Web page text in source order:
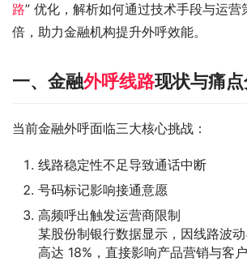
路” 优化，解析如何通过技术手段与运营
倍，助力金融机构提升外呼效能。
一、金融外呼线路现状与痛
当前金融外呼面临三大核心挑战：
线路稳定性不足导致通话中断
号码标记影响接通意愿
高频呼出触发运营商限制
某股份制银行数据显示，因线路波
高达 18%，直接影响产品营销与客户